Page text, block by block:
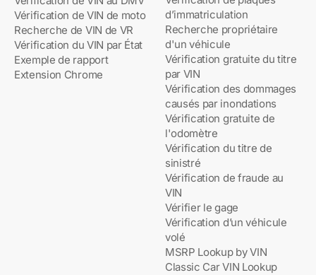
Vérification de VIN de moto
Recherche de VIN de VR
Vérification du VIN par État
Exemple de rapport
Extension Chrome
d’immatriculation
Recherche propriétaire
d'un véhicule
Vérification gratuite du titre
par VIN
Vérification des dommages
causés par inondations
Vérification gratuite de
l'odomètre
Vérification du titre de
sinistré
Vérification de fraude au
VIN
Vérifier le gage
Vérification d’un véhicule
volé
MSRP Lookup by VIN
Classic Car VIN Lookup